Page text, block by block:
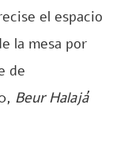
el espacio
la mesa por
de
Beur Halajá